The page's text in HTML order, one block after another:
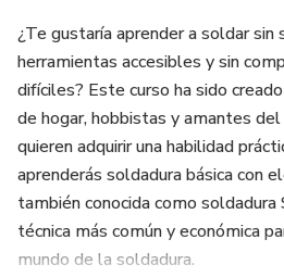
¿Te gustaría aprender a soldar sin
herramientas accesibles y sin
difíciles? Este curso ha sido
de hogar, hobbistas y amantes
quieren adquirir una habilidad
aprenderás soldadura básica con
también conocida como
técnica más común y económica
mundo de la soldadura.